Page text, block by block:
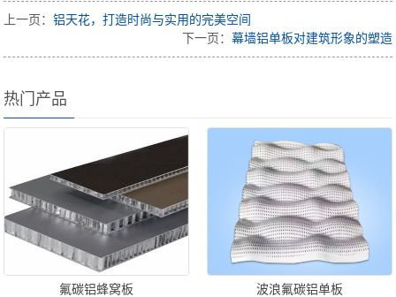
上一页：铝天花，打造时尚与实用的完美空间
下一页： 幕墙铝单板对建筑形象的塑造
热门产品
氟碳铝蜂窝板 波浪氟碳铝单板